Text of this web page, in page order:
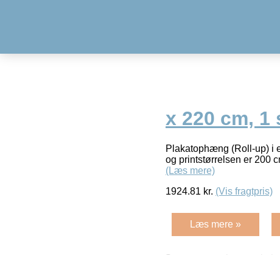
x 220 cm, 1
Plakatophæng (Roll-up) i
og printstørrelsen er 200
(Læs mere)
1924.81 kr. (Vis fragtpris)
Læs mere »